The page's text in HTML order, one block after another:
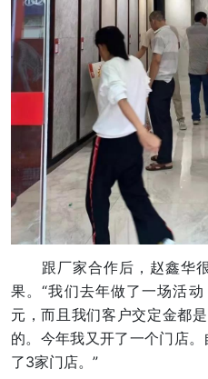
跟厂家合作后，赵鑫华很
果。“我们去年做了一场活
元，而且我们客户交定金都
的。今年我又开了一个门店
了3家门店。”